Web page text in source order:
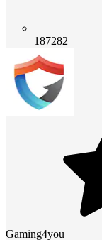
187282
Gaming4you